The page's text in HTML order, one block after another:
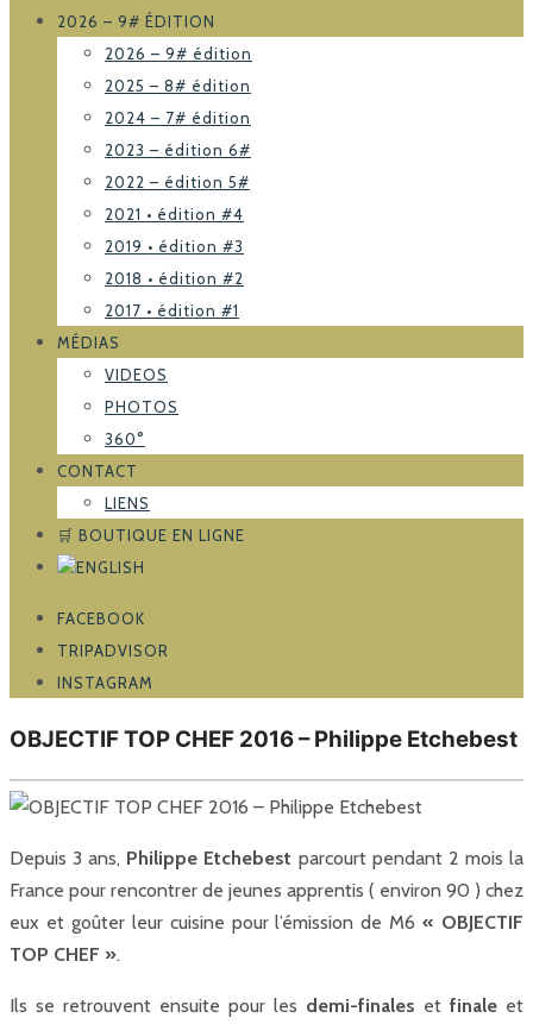
2026 – 9# ÉDITION
2026 – 9# édition
2025 – 8# édition
2024 – 7# édition
2023 – édition 6#
2022 – édition 5#
2021 • édition #4
2019 • édition #3
2018 • édition #2
2017 • édition #1
MÉDIAS
VIDEOS
PHOTOS
360°
CONTACT
LIENS
🛒 BOUTIQUE EN LIGNE
FACEBOOK
TRIPADVISOR
INSTAGRAM
OBJECTIF TOP CHEF 2016 – Philippe Etchebest
Depuis 3 ans, Philippe Etchebest parcourt pendant 2 mois la
France pour rencontrer de jeunes apprentis ( environ 90 ) chez
eux et goûter leur cuisine pour l’émission de M6« OBJECTIF
TOP CHEF ».
Ils se retrouvent ensuite pour les demi-finales et finale et